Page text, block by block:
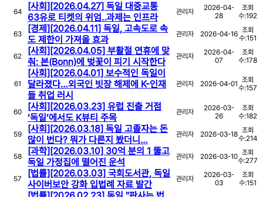
64
[사회][2026.04.27] 독일 대중교통
63유로 티켓의 위엄‥과제는 인프라
관리자
2026-04-
28
조회
수:192
63
[경제][2026.04.11] 독일, 고속도로 속
도 제한이 가져올 효과
관리자 2026-04-16 조회
수:151
62
[사회][2026.04.05] 부활절 연휴에 맞
춰: 본(Bonn)에 벚꽃이 피기 시작한다
관리자
2026-04-
07
조회
수:178
61
[사회][2026.04.01] 보수적인 독일이
달라졌다…외국인 빗장 해제에 K-인재
들 취업 러시
관리자 2026-04-01 조회
수:157
60
[사회][2026.03.23] 유럽 진출 거점
‘독일’에서도 K뷰티 주목
관리자
2026-03-
26
조회
수:182
59
[사회][2026.03.18] 독일 고졸자는 돈
많이 번다? 뭐가 다른지 봤더니…
관리자 2026-03-18 조회
수:214
58
[과학][2026.03.10] 30억 분의 1 뚫고
독일 가정집에 떨어진 운석
관리자 2026-03-10 조회
수:277
57
[법률][2026.03.03] 국회도서관, 독일
사이버보안 강화 입법례 자료 발간
관리자
2026-03-
03
조회
수:151